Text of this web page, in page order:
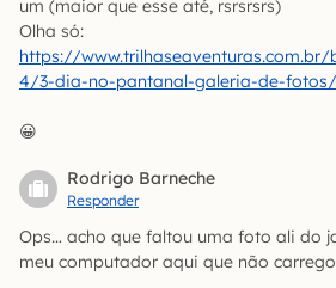
um (maior que esse até, rsrsrsrs)
Olha só:
https://
4/3-dia-no-pantanal-galeria-de-
😀
Rodrigo Barneche
Responder
Ops… acho que faltou uma foto ali do
meu computador aqui que não